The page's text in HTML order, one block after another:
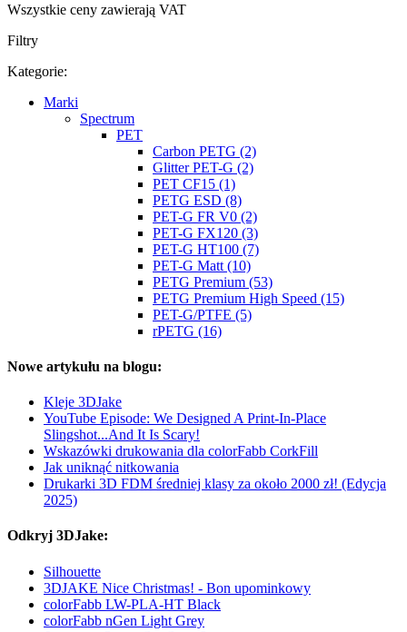
Wszystkie ceny zawierają VAT
Filtry
Kategorie:
Marki
Spectrum
PET
Carbon PETG (2)
Glitter PET-G (2)
PET CF15 (1)
PETG ESD (8)
PET-G FR V0 (2)
PET-G FX120 (3)
PET-G HT100 (7)
PET-G Matt (10)
PETG Premium (53)
PETG Premium High Speed (15)
PET-G/PTFE (5)
rPETG (16)
Nowe artykułu na blogu:
Kleje 3DJake
YouTube Episode: We Designed A Print-In-Place
Slingshot...And It Is Scary!
Wskazówki drukowania dla colorFabb CorkFill
Jak uniknąć nitkowania
Drukarki 3D FDM średniej klasy za około 2000 zł! (Edycja
2025)
Odkryj 3DJake:
Silhouette
3DJAKE Nice Christmas! - Bon upominkowy
colorFabb LW-PLA-HT Black
colorFabb nGen Light Grey